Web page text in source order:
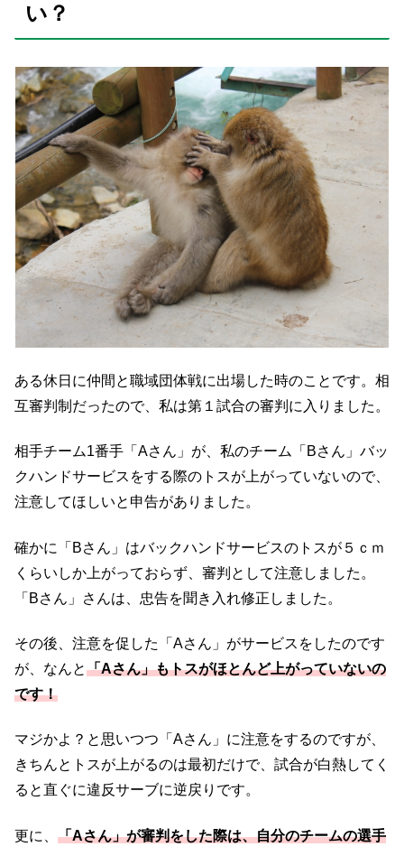
い？
ある休日に仲間と職域団体戦に出場した時のことです。相
互審判制だったので、私は第１試合の審判に入りました。
相手チーム1番手「Aさん」が、私のチーム「Bさん」バッ
クハンドサービスをする際のトスが上がっていないので、
注意してほしいと申告がありました。
確かに「Bさん」はバックハンドサービスのトスが５ｃｍ
くらいしか上がっておらず、審判として注意しました。
「Bさん」さんは、忠告を聞き入れ修正しました。
その後、注意を促した「Aさん」がサービスをしたのです
が、なんと「Aさん」もトスがほとんど上がっていないの
です！
マジかよ？と思いつつ「Aさん」に注意をするのですが、
きちんとトスが上がるのは最初だけで、試合が白熱してく
ると直ぐに違反サーブに逆戻りです。
更に、 「Aさん」が審判をした際は、自分のチームの選手